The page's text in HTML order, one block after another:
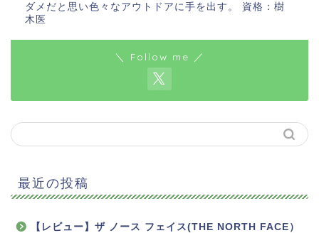
ダメだと思い色々なアウトドアに手を出す。 資格：樹
木医
＼ Follow me ／
最近の投稿
【レビュー】ザ ノース フェイス(THE NORTH FACE）